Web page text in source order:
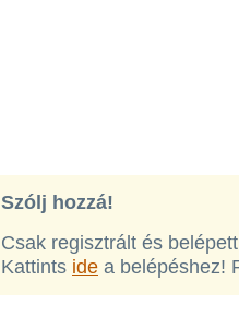
Szólj hozzá!
Csak regisztrált és
Kattints ide a belépéshez!